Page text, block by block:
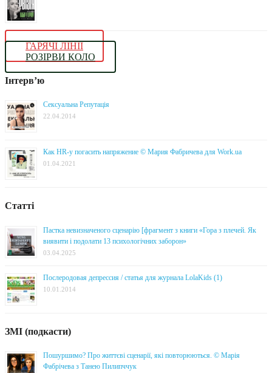
ГАРЯЧІ ЛІНІЇ
РОЗІРВИ КОЛО
Інтерв’ю
Сексуальна Репутація
22.04.2014
Как HR-у погасить напряжение © Мария Фабричева для Work.ua
01.04.2021
Статті
Пастка невизначеного сценарію [фрагмент з книги «Гора з плечей. Як
виявити і подолати 13 психологічних заборон»
03.04.2025
Послеродовая депрессия / статья для журнала LolaKids (1)
10.01.2014
ЗМІ (подкасти)
Пошуршимо? Про життєві сценарії, які повторюються. © Марія
Фабрічева з Танею Пилипччук